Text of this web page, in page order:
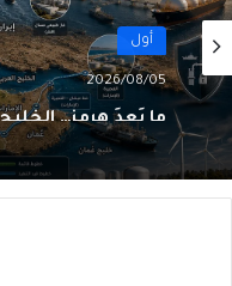
أول
2026/08/05
ما بَعدَ هرمز…